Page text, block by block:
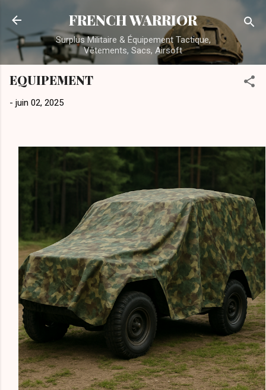
Accéder au contenu principal
FRENCH WARRIOR
Surplus Militaire & Équipement Tactique,
Vêtements, Sacs, Airsoft
EQUIPEMENT
- juin 02, 2025